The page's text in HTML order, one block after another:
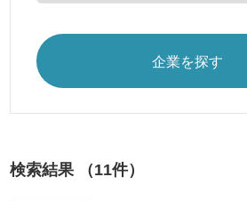
企業を探す
検索結果 （11件）